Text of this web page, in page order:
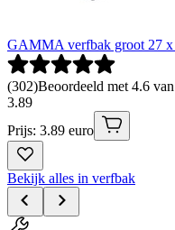
GAMMA verfbak groot 27 x
(302)Beoordeeld met 4.6
3.89
Prijs: 3.89 euro
Bekijk alles in verfbak